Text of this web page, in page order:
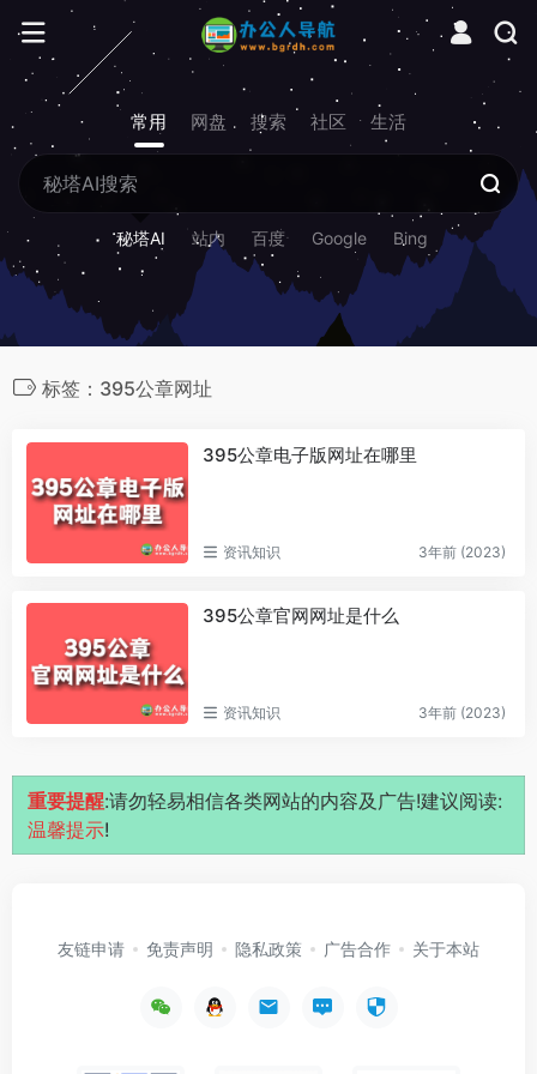
常用 网盘 搜索 社区 生活
秘塔AI 站内 百度 Google Bing
标签：395公章网址
395公章电子版网址在哪里
资讯知识 3年前 (2023)
395公章官网网址是什么
资讯知识 3年前 (2023)
重要提醒:请勿轻易相信各类网站的内容及广告!建议阅读:
温馨提示!
友链申请 免责声明 隐私政策 广告合作 关于本站